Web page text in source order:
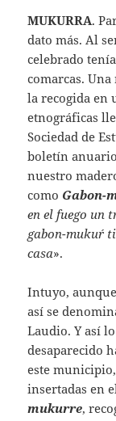
MUKURRA.
dato más. Al
celebrado
comarcas.
la recogida en
etnográficas
Sociedad de
boletín anuario
nuestro
como Gabon-
en el fuego un
gabon-mukuŕ
casa».
Intuyo,
así se
Laudio. Y así
desaparecido
este
insertadas en
mukurre,